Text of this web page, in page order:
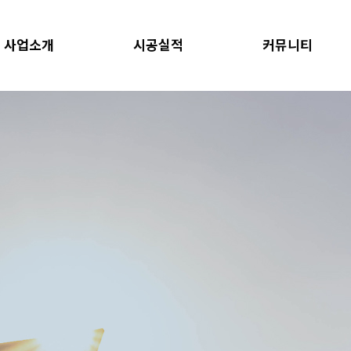
사업소개 시공실적 커뮤니티